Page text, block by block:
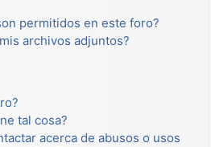
permitidos en este foro?
archivos adjuntos?
tal cosa?
acerca de abusos o usos